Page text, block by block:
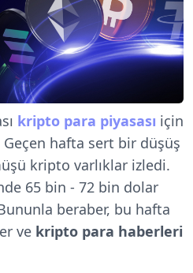
kripto para piyasası için
hafta sert bir düşüş
kripto varlıklar izledi.
65 bin - 72 bin dolar
beraber, bu hafta
ve kripto para haberleri